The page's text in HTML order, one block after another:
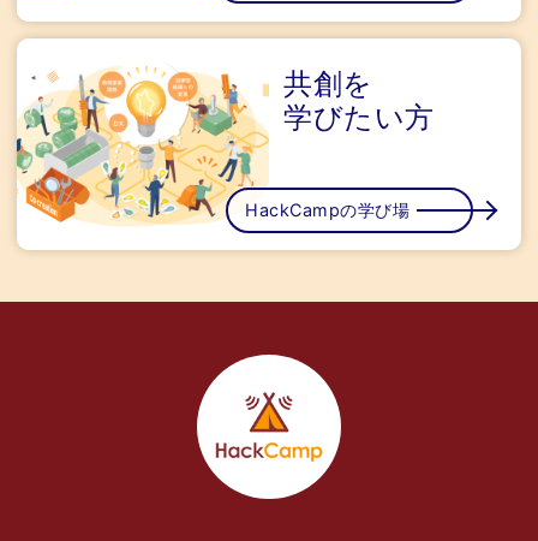
共創を
学びたい方
HackCampの学び場